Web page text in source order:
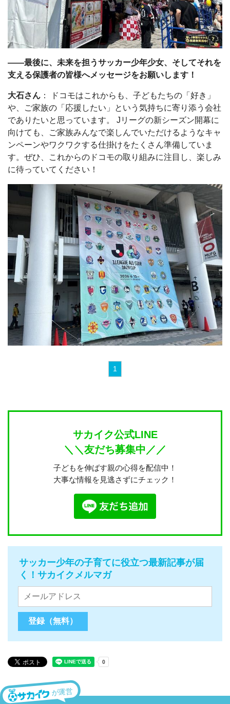
――最後に、未来を担うサッカー少年少女、そしてそれを
支える保護者の皆様へメッセージをお願いします！
大石さん ： ドコモはこれからも、子どもたちの「好き」
や、ご家族の「応援したい」という気持ちに寄り添う会社
でありたいと思っています。 Jリーグの新シーズン開幕に
向けても、ご家族みんなで楽しんでいただけるようなキャ
ンペーンやワクワクする仕掛けをたくさん準備していま
す。ぜひ、これからのドコモの取り組みに注目し、楽しみ
に待っていてください！
1
サカイク公式LINE
＼＼友だち募集中／／
子どもを伸ばす親の心得を配信中！
大事な情報を見逃さずにチェック！
サッカー少年の子育てに役立つ最新記事が届
く！サカイクメルマガ
が運営